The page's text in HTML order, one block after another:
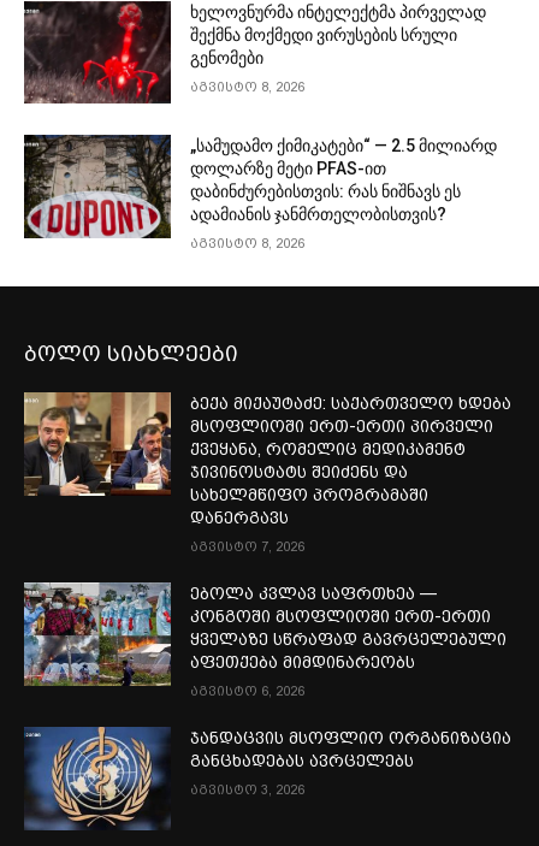
ხელოვნურმა ინტელექტმა პირველად
შექმნა მოქმედი ვირუსების სრული
გენომები
აგვისტო 8, 2026
„სამუდამო ქიმიკატები“ — 2.5 მილიარდ
დოლარზე მეტი PFAS-ით
დაბინძურებისთვის: რას ნიშნავს ეს
ადამიანის ჯანმრთელობისთვის?
აგვისტო 8, 2026
ბოლო სიახლეები
ბექა მიქაუტაძე: საქართველო ხდება
მსოფლიოში ერთ-ერთი პირველი
ქვეყანა, რომელიც მედიკამენტ
ჯივინოსტატს შეიძენს და
სახელმწიფო პროგრამაში
დანერგავს
აგვისტო 7, 2026
ებოლა კვლავ საფრთხეა —
კონგოში მსოფლიოში ერთ-ერთი
ყველაზე სწრაფად გავრცელებული
აფეთქება მიმდინარეობს
აგვისტო 6, 2026
ჯანდაცვის მსოფლიო ორგანიზაცია
განცხადებას ავრცელებს
აგვისტო 3, 2026